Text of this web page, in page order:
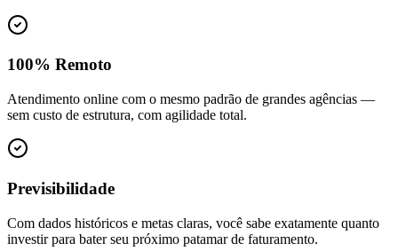
100% Remoto
Atendimento online com o mesmo padrão de grandes agências —
sem custo de estrutura, com agilidade total.
Previsibilidade
Com dados históricos e metas claras, você sabe exatamente quanto
investir para bater seu próximo patamar de faturamento.